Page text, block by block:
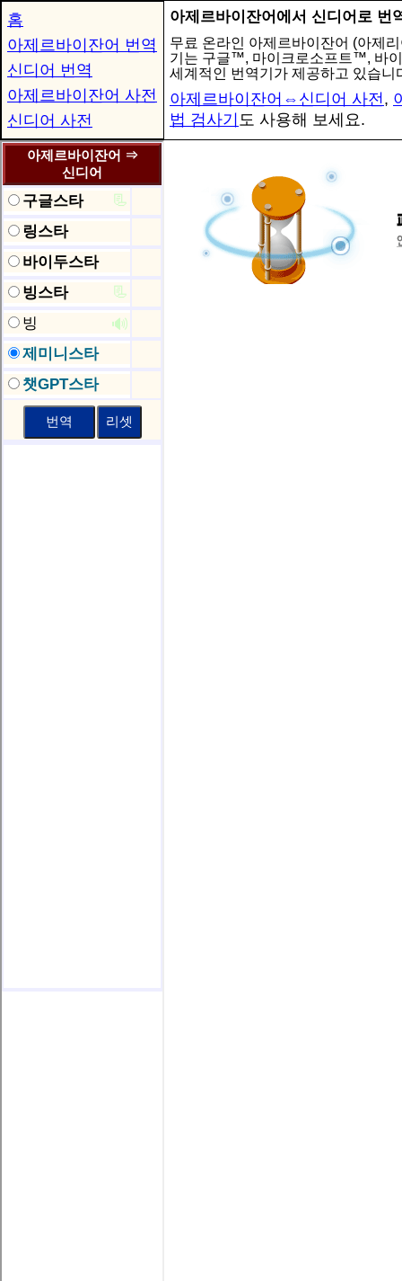
홈
아제르바이잔어 번역
신디어 번역
아제르바이잔어 사전
신디어 사전
아제르바이잔어에서 신디어로 번
무료 온라인 아제르바이잔어 (아제
기는 구글™, 마이크로소프트™, 바
세계적인 번역기가 제공하고 있습니
아제르바이잔어⇔신디어 사전,
법 검사기 도 사용해 보세요.